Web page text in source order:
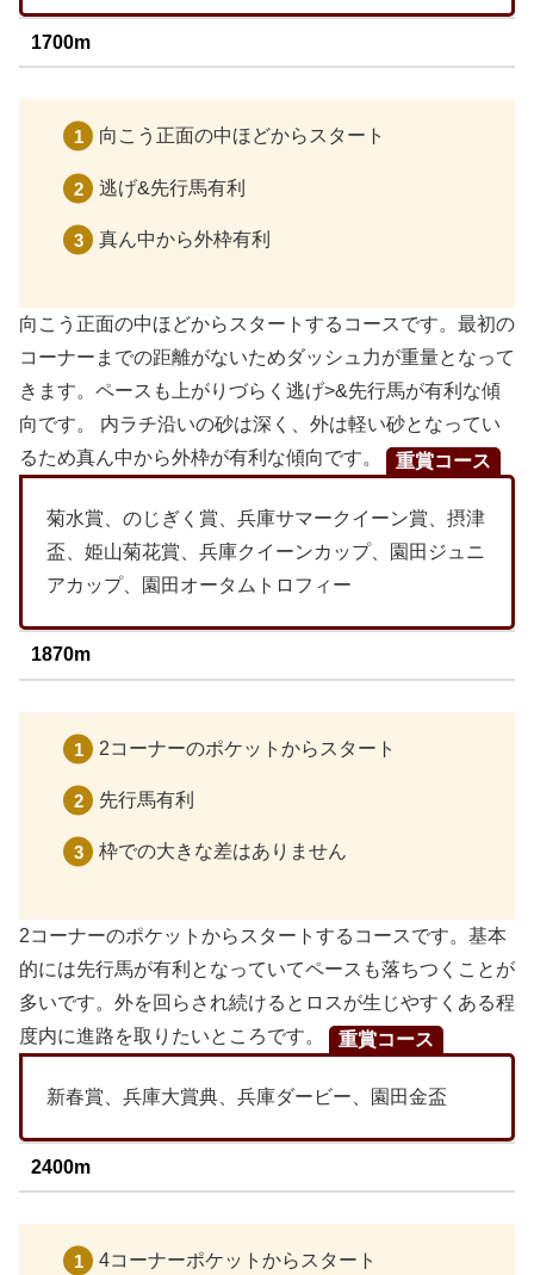
1700m
向こう正面の中ほどからスタート
逃げ&先行馬有利
真ん中から外枠有利
向こう正面の中ほどからスタートするコースです。最初の
コーナーまでの距離がないためダッシュ力が重量となって
きます。ペースも上がりづらく逃げ>&先行馬が有利な傾
向です。 内ラチ沿いの砂は深く、外は軽い砂となってい
るため真ん中から外枠が有利な傾向です。
重賞コース
菊水賞、のじぎく賞、兵庫サマークイーン賞、摂津
盃、姫山菊花賞、兵庫クイーンカップ、園田ジュニ
アカップ、園田オータムトロフィー
1870m
2コーナーのポケットからスタート
先行馬有利
枠での大きな差はありません
2コーナーのポケットからスタートするコースです。基本
的には先行馬が有利となっていてペースも落ちつくことが
多いです。外を回らされ続けるとロスが生じやすくある程
度内に進路を取りたいところです。
重賞コース
新春賞、兵庫大賞典、兵庫ダービー、園田金盃
2400m
4コーナーポケットからスタート